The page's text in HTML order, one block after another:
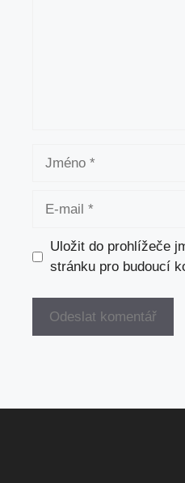
Jméno
Uložit do prohlížeče
stránku pro budoucí